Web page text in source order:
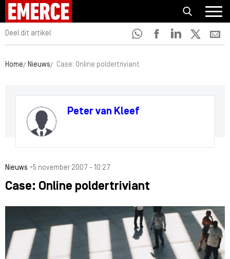
Deel dit artikel
Home Nieuws Case: Online poldertriviant
Peter van Kleef
Nieuws -5 november 2007 - 10:27
Case: Online poldertriviant